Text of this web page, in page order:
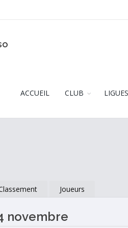
ACCUEIL CLUB LIGUES
Joueurs
novembre